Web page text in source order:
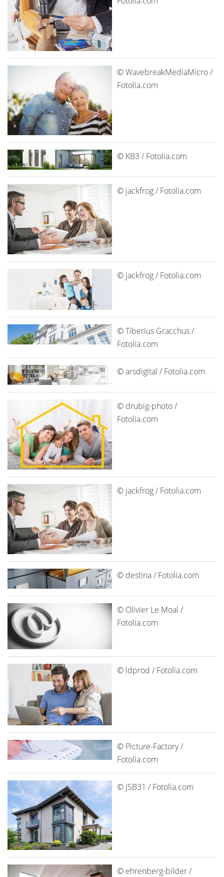
© WavebreakMediaMicro /
Fotolia.com
© KB3 / Fotolia.com
© jackfrog / Fotolia.com
© jackfrog / Fotolia.com
© Tiberius Gracchus /
Fotolia.com
© arsdigital / Fotolia.com
© drubig-photo /
Fotolia.com
© jackfrog / Fotolia.com
© destina / Fotolia.com
© Olivier Le Moal /
Fotolia.com
© ldprod / Fotolia.com
© Picture-Factory /
Fotolia.com
© JSB31 / Fotolia.com
© ehrenberg-bilder /